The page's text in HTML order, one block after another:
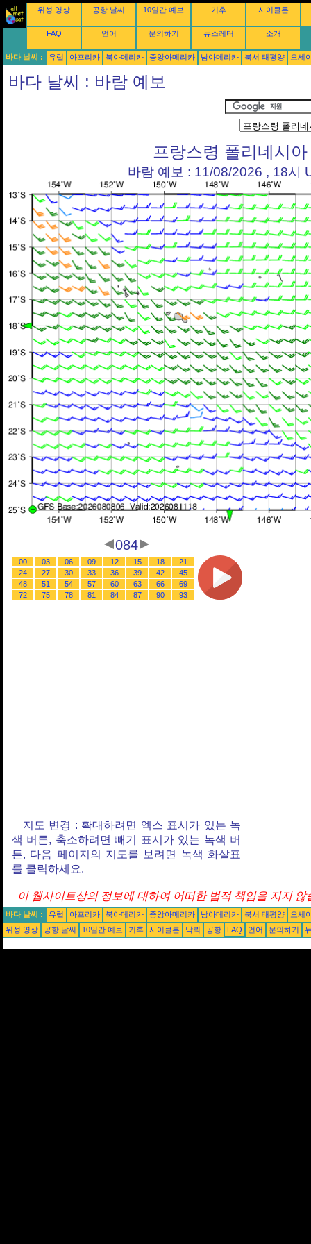
위성 영상 공항 날씨 10일간 예보 기후 사이클론
FAQ 언어 문의하기 뉴스레터 소개
바다 날씨 : 유럽 아프리카 북아메리카 중앙아메리카 남아메리카 북서 태평양 오세
바다 날씨 : 바람 예보
프랑스령 폴리네시아
바람 예보 : 11/08/2026 , 18시
084
00 03 06 09 12 15 18
21
24
27 30 33 36 39 42
45
48
51 54 57 60 63 66
69
72
75 78 81 84 87 90 93
지도 변경 : 확대하려면 엑스 표시가 있는 녹
색 버튼, 축소하려면 빼기 표시가 있는 녹색 버
튼, 다음 페이지의 지도를 보려면 녹색 화살표
를 클릭하세요.
이 웹사이트상의 정보에 대하여 어떠한 법적 책임을 지지 않
바다 날씨 : 유럽 아프리카 북아메리카 중앙아메리카 남아메리카 북서 태평양
오세
위성 영상
공항 날씨 10일간 예보 기후 사이클론 낙뢰 공항 FAQ 언어 문의하기